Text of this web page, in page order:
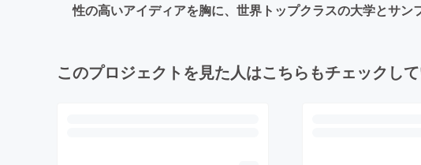
性の高いアイディアを胸に、世界トップクラスの大学とサン
このプロジェクトを見た人はこちらもチェックし